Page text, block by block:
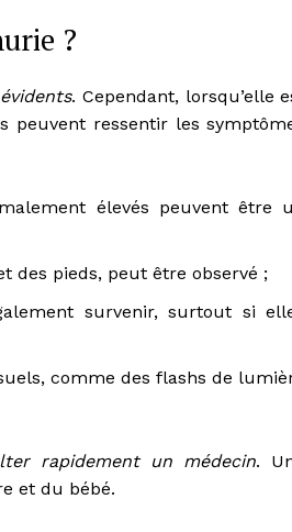
?
. Cependant, lorsqu’elle
peuvent ressentir les
élevés peuvent être
des pieds, peut être observé ;
survenir, surtout si
comme des flashs de
rapidement un médecin.
et du bébé.